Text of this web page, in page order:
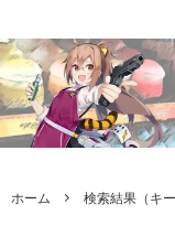
ホーム 検索結果（キ